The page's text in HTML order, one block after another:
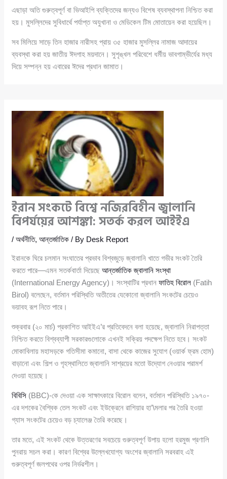
এছাড়া অতি গুরুত্বপূর্ণ বা ভিআইপি ব্যক্তিদের জন্যও বিশেষ ব্যবস্থাপনা নিশ্চিত করা
হয়। মুসল্লিদের সুবিধার্থে পর্যাপ্ত অযুখানা ও মেডিকেল টিম মোতায়েন করা হয়েছিল।
সব মিলিয়ে সাড়ে তিন হাজার নারীসহ প্রায় ৩৫ হাজার মুসল্লির নামাজ আদায়ের
ব্যবস্থা করা হয় জাতীয় ঈদগাহ ময়দানে। সুশৃঙ্খল পরিবেশে ধর্মীয় ভাবগাম্ভীর্যের মধ্য
দিয়ে সম্পন্ন হয় এবারের ঈদের প্রধান জামাত।
ইরান সংকটে বিশ্বে নজিরবিহীন জ্বালানি
বিপর্যয়ের আশঙ্কা: সতর্ক করল আইইএ
/অর্থনীতি,আন্তর্জাতিক / By Desk Report
ইরানকে ঘিরে চলমান সংঘাতের প্রভাব বিশ্বজুড়ে জ্বালানি খাতে গভীর সংকট তৈরি
করতে পারে—এমন সতর্কবার্তা দিয়েছেআন্তর্জাতিক জ্বালানি সংস্থা
(International Energy Agency)। সংস্থাটির প্রধানফাতিহ বিরোল (Fatih
Birol) বলেছেন, বর্তমান পরিস্থিতি অতীতের যেকোনো জ্বালানি সংকটের চেয়েও
ভয়াবহ রূপ নিতে পারে।
শুক্রবার (২০ মার্চ) প্রকাশিত আইইএ’র প্রতিবেদনে বলা হয়েছে, জ্বালানি নিরাপত্তা
নিশ্চিত করতে বিশ্বব্যাপী সরকারগুলোকে এখনই সক্রিয় পদক্ষেপ নিতে হবে। সংকট
মোকাবিলায় মহাসড়কে গতিসীমা কমানো, বাসা থেকে কাজের সুযোগ (ওয়ার্ক ফ্রম হোম)
বাড়ানো এবং শিল্প ও গৃহস্থালিতে জ্বালানি সাশ্রয়ের মতো উদ্যোগ নেওয়ার পরামর্শ
দেওয়া হয়েছে।
বিবিসি (BBC)-কে দেওয়া এক সাক্ষাৎকারে বিরোল বলেন, বর্তমান পরিস্থিতি ১৯৭০-
এর দশকের বৈশ্বিক তেল সংকট এবং ইউক্রেনে রাশিয়ার হা’\মলার পর তৈরি হওয়া
গ্যাস সংকটের চেয়েও বড় চ্যালেঞ্জ তৈরি করেছে।
তার মতে, এই সংকট থেকে উত্তরণের সবচেয়ে গুরুত্বপূর্ণ উপায় হলো হরমুজ প্রণালি
পুনরায় সচল করা। কারণ বিশ্বের উল্লেখযোগ্য অংশের জ্বালানি সরবরাহ এই
গুরুত্বপূর্ণ জলপথের ওপর নির্ভরশীল।